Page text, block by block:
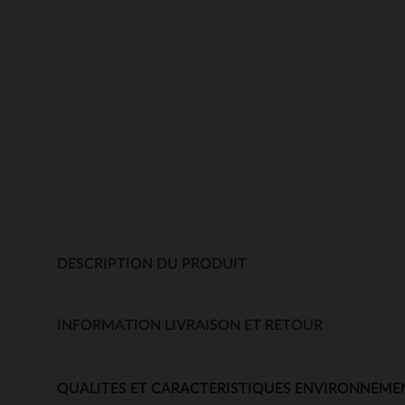
DESCRIPTION DU PRODUIT
INFORMATION LIVRAISON ET RETOUR
QUALITES ET CARACTERISTIQUES